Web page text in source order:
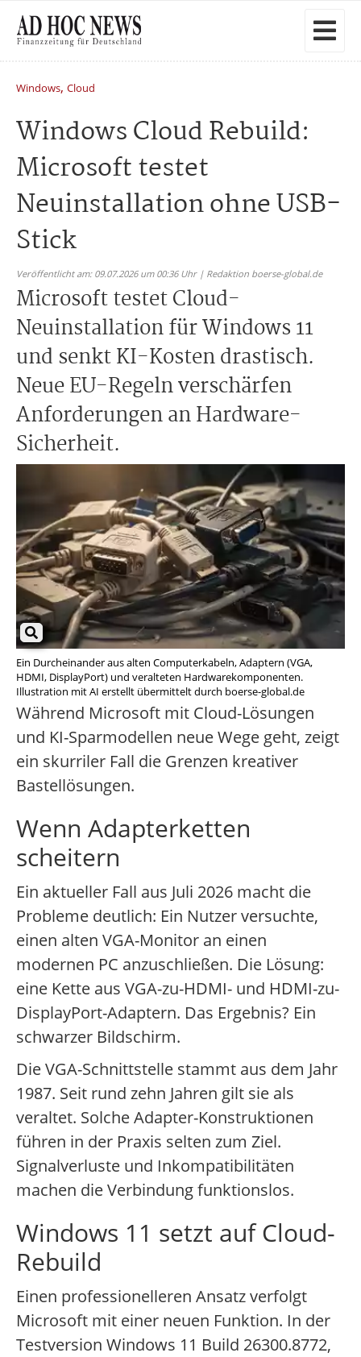
Windows, Cloud
Windows Cloud Rebuild:
Microsoft testet
Neuinstallation ohne USB-
Stick
Veröffentlicht am: 09.07.2026 um 00:36 Uhr | Redaktion boerse-global.de
Microsoft testet Cloud-
Neuinstallation für Windows 11
und senkt KI-Kosten drastisch.
Neue EU-Regeln verschärfen
Anforderungen an Hardware-
Sicherheit.
Ein Durcheinander aus alten Computerkabeln, Adaptern (VGA,
HDMI, DisplayPort) und veralteten Hardwarekomponenten.
Illustration mit AI erstellt übermittelt durch boerse-global.de
Während Microsoft mit Cloud-Lösungen
und KI-Sparmodellen neue Wege geht, zeigt
ein skurriler Fall die Grenzen kreativer
Bastellösungen.
Wenn Adapterketten
scheitern
Ein aktueller Fall aus Juli 2026 macht die
Probleme deutlich: Ein Nutzer versuchte,
einen alten VGA-Monitor an einen
modernen PC anzuschließen. Die Lösung:
eine Kette aus VGA-zu-HDMI- und HDMI-zu-
DisplayPort-Adaptern. Das Ergebnis? Ein
schwarzer Bildschirm.
Die VGA-Schnittstelle stammt aus dem Jahr
1987. Seit rund zehn Jahren gilt sie als
veraltet. Solche Adapter-Konstruktionen
führen in der Praxis selten zum Ziel.
Signalverluste und Inkompatibilitäten
machen die Verbindung funktionslos.
Windows 11 setzt auf Cloud-
Rebuild
Einen professionelleren Ansatz verfolgt
Microsoft mit einer neuen Funktion. In der
Testversion Windows 11 Build 26300.8772,